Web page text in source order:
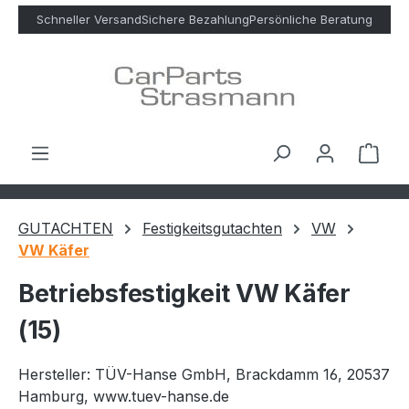
Zum Hauptinhalt springen
Schneller VersandSichere BezahlungPersönliche Beratung
GUTACHTEN Festigkeitsgutachten
VW
VW Käfer
Betriebsfestigkeit VW Käfer
(15)
Hersteller: TÜV-Hanse GmbH, Brackdamm 16, 20537
Hamburg, www.tuev-hanse.de